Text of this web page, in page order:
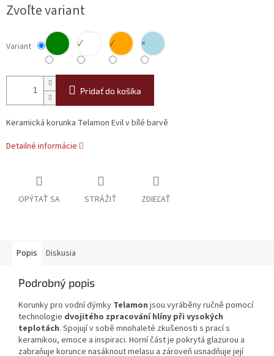
cena:
Zvoľte variant
Variant ✓ ✓ ✓ ×
Pridať do košíka
Keramická korunka Telamon Evil v bílé barvě
Detailné informácie
OPÝTAŤ SA STRÁŽIŤ ZDIEĽAŤ
Popis Diskusia
Podrobný popis
Korunky pro vodní dýmky Telamon jsou vyráběny ručně pomocí
technologie dvojitého zpracování hlíny při vysokých
teplotách. Spojují v sobě mnohaleté zkušenosti s prací s
keramikou, emoce a inspiraci. Horní část je pokrytá glazurou a
zabraňuje korunce nasáknout melasu a zároveň usnadňuje její